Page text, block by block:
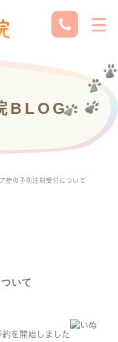
BLOG
症の予防注射受付について
いて
を開始しました